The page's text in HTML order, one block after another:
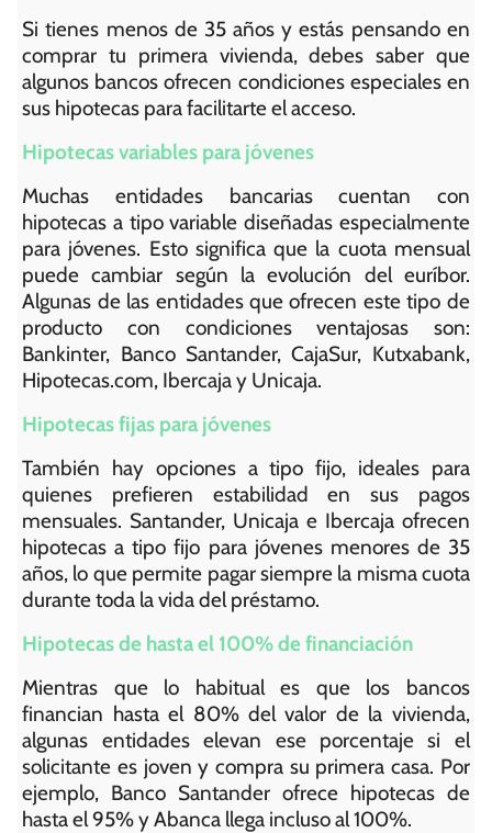
Si tienes menos de 35 años y estás pensando en
comprar tu primera vivienda, debes saber que
algunos bancos ofrecen condiciones especiales en
sus hipotecas para facilitarte el acceso.
Hipotecas variables para jóvenes
Muchas entidades bancarias cuentan con
hipotecas a tipo variable diseñadas especialmente
para jóvenes. Esto significa que la cuota mensual
puede cambiar según la evolución del euríbor.
Algunas de las entidades que ofrecen este tipo de
producto con condiciones ventajosas son:
Bankinter, Banco Santander, CajaSur, Kutxabank,
Hipotecas.com, Ibercaja y Unicaja.
Hipotecas fijas para jóvenes
También hay opciones a tipo fijo, ideales para
quienes prefieren estabilidad en sus pagos
mensuales. Santander, Unicaja e Ibercaja ofrecen
hipotecas a tipo fijo para jóvenes menores de 35
años, lo que permite pagar siempre la misma cuota
durante toda la vida del préstamo.
Hipotecas de hasta el 100% de financiación
Mientras que lo habitual es que los bancos
financian hasta el 80% del valor de la vivienda,
algunas entidades elevan ese porcentaje si el
solicitante es joven y compra su primera casa. Por
ejemplo, Banco Santander ofrece hipotecas de
hasta el 95% y Abanca llega incluso al 100%.